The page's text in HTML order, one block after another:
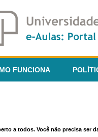
FUNCIONA
a todos. Você não precisa